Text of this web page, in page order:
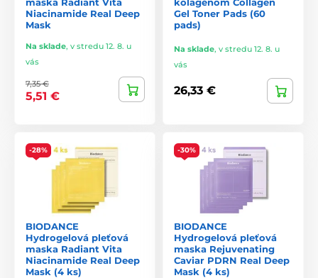
Niacinamide Real Deep
Mask
Na sklade, v stredu 12. 8. u
vás
7,35 €
5,51 €
Gel Toner Pads (60
pads)
Na sklade, v stredu 12. 8. u
vás
26,33 €
-28%
BIODANCE
Hydrogelová pleťová
maska Radiant Vita
Niacinamide Real Deep
Mask (4 ks)
-30%
BIODANCE
Hydrogelová pleťová
maska Rejuvenating
Caviar PDRN Real Deep
Mask (4 ks)